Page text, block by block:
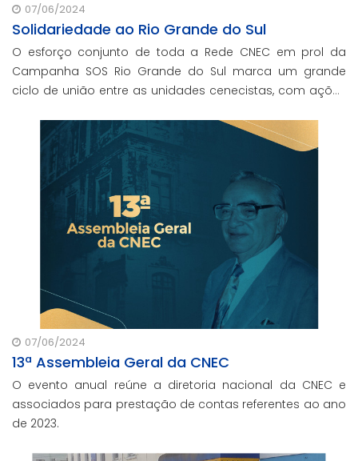
07/06/2024
Solidariedade ao Rio Grande do Sul
O esforço conjunto de toda a Rede CNEC em prol da
Campanha SOS Rio Grande do Sul marca um grande
ciclo de união entre as unidades cenecistas, com ações
comunidades afetadas
07/06/2024
13ª Assembleia Geral da CNEC
O evento anual reúne a diretoria nacional da CNEC e
associados para prestação de contas referentes ao ano
de 2023.